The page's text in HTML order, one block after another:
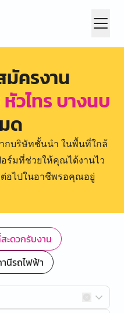
มัครงาน
วไทร บางนบ
ด
กบริษัทชั้นนำ ในพื้นที่ใกล้
ร์มที่ช่วยให้คุณได้งานไว
ต่อไปในอาชีพรอคุณอยู่
ะดวกรับงาน
นีรถไฟฟ้า